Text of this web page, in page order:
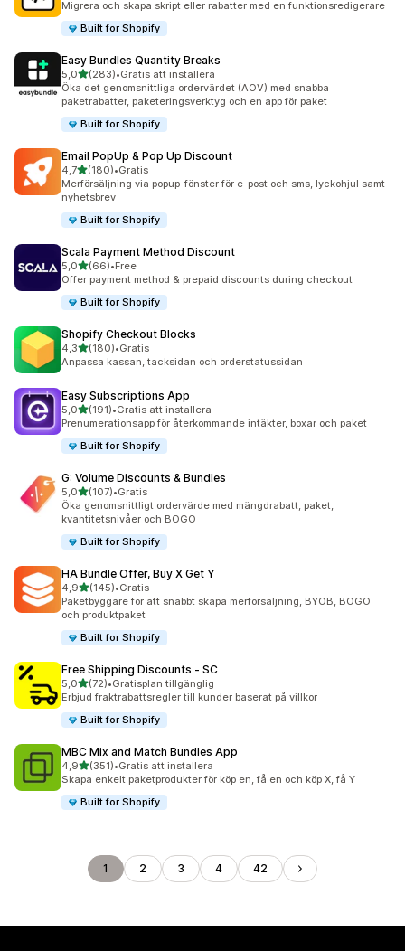
Migrera och skapa skript eller rabatter med en funktionsredigerare
Built for Shopify
Easy Bundles Quantity Breaks
5,0av 5 stjärnor
(283)
283 recensioner totalt
•Gratis att installera
Öka det genomsnittliga ordervärdet (AOV) med snabba
paketrabatter, paketeringsverktyg och en app för paket
Built for Shopify
Email PopUp & Pop Up Discount
4,7av 5 stjärnor
(180)
180 recensioner totalt
•Gratis
Merförsäljning via popup-fönster för e-post och sms, lyckohjul samt
nyhetsbrev
Built for Shopify
Scala Payment Method Discount
5,0av 5 stjärnor
(66)
66 recensioner totalt
•Free
Offer payment method & prepaid discounts during checkout
Built for Shopify
Shopify Checkout Blocks
4,3av 5 stjärnor
(180)
180 recensioner totalt
•Gratis
Anpassa kassan, tacksidan och orderstatussidan
Easy Subscriptions App
5,0av 5 stjärnor
(191)
191 recensioner totalt
•Gratis att installera
Prenumerationsapp för återkommande intäkter, boxar och paket
Built for Shopify
G: Volume Discounts & Bundles
5,0av 5 stjärnor
(107)
107 recensioner totalt
•Gratis
Öka genomsnittligt ordervärde med mängdrabatt, paket,
kvantitetsnivåer och BOGO
Built for Shopify
HA Bundle Offer, Buy X Get Y
4,9av 5 stjärnor
(145)
145 recensioner totalt
•Gratis
Paketbyggare för att snabbt skapa merförsäljning, BYOB, BOGO
och produktpaket
Built for Shopify
Free Shipping Discounts ‑ SC
5,0av 5 stjärnor
(72)
72 recensioner totalt
•Gratisplan tillgänglig
Erbjud fraktrabattsregler till kunder baserat på villkor
Built for Shopify
MBC Mix and Match Bundles App
4,9av 5 stjärnor
(351)
351 recensioner totalt
•Gratis att installera
Skapa enkelt paketprodukter för köp en, få en och köp X, få Y
Built for Shopify
1 2 3 4 42